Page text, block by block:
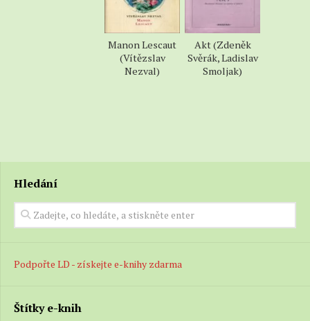
Manon Lescaut
(Vítězslav
Nezval)
Akt (Zdeněk
Svěrák, Ladislav
Smoljak)
Hledání
Podpořte LD - získejte e-knihy zdarma
Štítky e-knih